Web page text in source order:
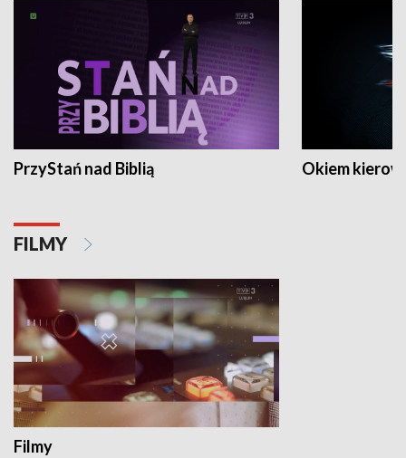
PrzyStań nad Biblią Okiem
FILMY
Filmy